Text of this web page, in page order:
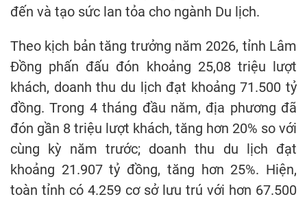
đến và tạo sức lan tỏa cho ngành Du lịch.
Theo kịch bản tăng trưởng năm 2026, tỉnh Lâm
Đồng phấn đấu đón khoảng 25,08 triệu lượt
khách, doanh thu du lịch đạt khoảng 71.500 tỷ
đồng. Trong 4 tháng đầu năm, địa phương đã
đón gần 8 triệu lượt khách, tăng hơn 20% so với
cùng kỳ năm trước; doanh thu du lịch đạt
khoảng 21.907 tỷ đồng, tăng hơn 25%. Hiện,
toàn tỉnh có 4.259 cơ sở lưu trú với hơn 67.500